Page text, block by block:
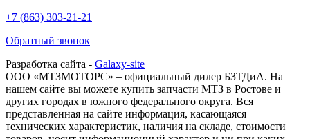
+7 (863) 303-21-21
Обратный звонок
Разработка сайта - Galaxy-site
ООО «МТЗМОТОРС» – официальный дилер БЗТДиА. На
нашем сайте вы можете купить запчасти МТЗ в Ростове и
других городах в южного федерального округа. Вся
представленная на сайте информация, касающаяся
технических характеристик, наличия на складе, стоимости